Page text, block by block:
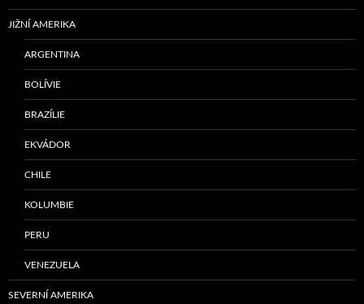
JIŽNÍ AMERIKA
ARGENTINA
BOLÍVIE
BRAZÍLIE
EKVÁDOR
CHILE
KOLUMBIE
PERU
VENEZUELA
SEVERNÍ AMERIKA